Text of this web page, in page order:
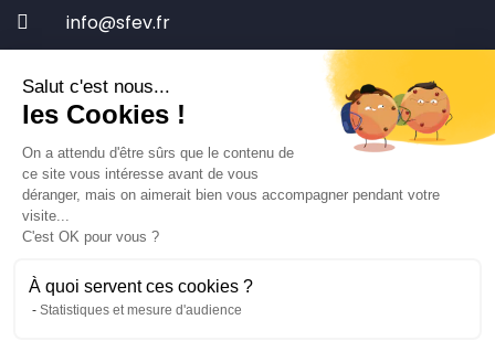
info@sfev.fr
2 Rue du Moulin de Saconay - Saint-Agnan,
02330 VALLÉES-EN-CHAMPAGNE - FRANCE
Actualités
Mentions légales
Protection des données
Politique de confidentialité
Salut c'est nous...
les Cookies !
On a attendu d'être sûrs que le contenu de
ce site vous intéresse avant de vous
déranger, mais on aimerait bien vous accompagner pendant votre
visite...
C'est OK pour vous ?
À quoi servent ces cookies ?
Statistiques et mesure d'audience